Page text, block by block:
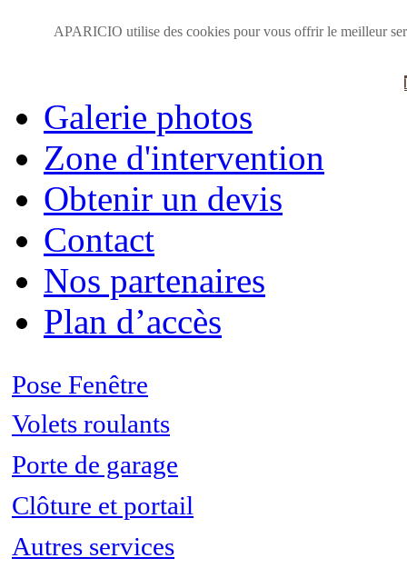
APARICIO utilise des cookies pour vous offrir le meilleur
Accueil
Galerie photos
Zone d'intervention
Obtenir un devis
Contact
Nos partenaires
Plan d’accès
Pose Fenêtre
Fenêtre en aluminium
Volets roulants
Porte de garage
Clôture et portail
Autres services